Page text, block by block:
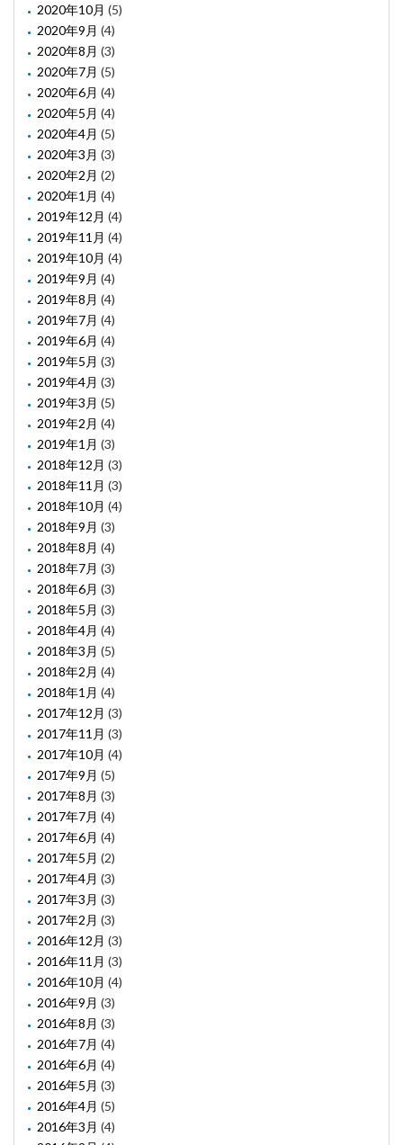
2020年10月 (5)
2020年9月 (4)
2020年8月 (3)
2020年7月 (5)
2020年6月 (4)
2020年5月 (4)
2020年4月 (5)
2020年3月 (3)
2020年2月 (2)
2020年1月 (4)
2019年12月 (4)
2019年11月 (4)
2019年10月 (4)
2019年9月 (4)
2019年8月 (4)
2019年7月 (4)
2019年6月 (4)
2019年5月 (3)
2019年4月 (3)
2019年3月 (5)
2019年2月 (4)
2019年1月 (3)
2018年12月 (3)
2018年11月 (3)
2018年10月 (4)
2018年9月 (3)
2018年8月 (4)
2018年7月 (3)
2018年6月 (3)
2018年5月 (3)
2018年4月 (4)
2018年3月 (5)
2018年2月 (4)
2018年1月 (4)
2017年12月 (3)
2017年11月 (3)
2017年10月 (4)
2017年9月 (5)
2017年8月 (3)
2017年7月 (4)
2017年6月 (4)
2017年5月 (2)
2017年4月 (3)
2017年3月 (3)
2017年2月 (3)
2016年12月 (3)
2016年11月 (3)
2016年10月 (4)
2016年9月 (3)
2016年8月 (3)
2016年7月 (4)
2016年6月 (4)
2016年5月 (3)
2016年4月 (5)
2016年3月 (4)